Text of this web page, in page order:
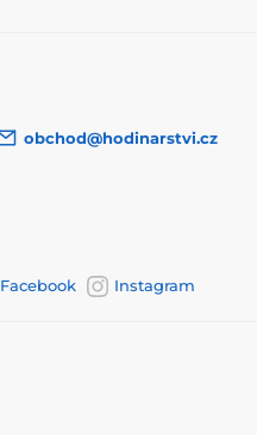
obchod@hodinarstvi.cz
Facebook Instagram